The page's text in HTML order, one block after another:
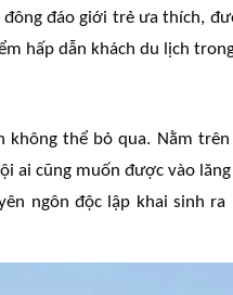
đáo giới trẻ ưa thích,
hấp dẫn khách du lịch
không thể bỏ qua. Nằm
ai cũng muốn được vào
ngôn độc lập khai sinh ra